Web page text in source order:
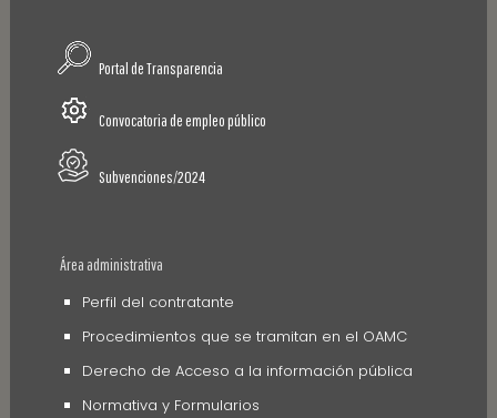
Portal de Transparencia
Convocatoria de empleo público
Subvenciones/2024
Área administrativa
Perfil del contratante
Procedimientos que se tramitan en el OAMC
Derecho de Acceso a la información pública
Normativa y Formularios